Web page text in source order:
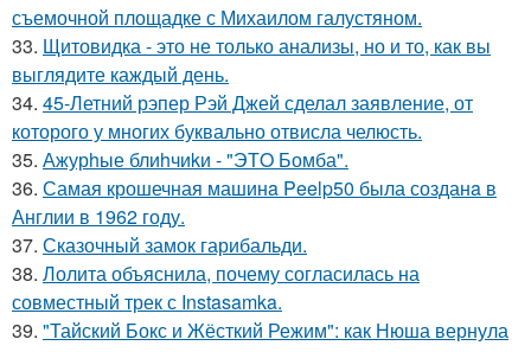
съемочной площадке с Михаилом галустяном.
33. Щитовидка - это не только анализы, но и то, как вы
выглядите каждый день.
34. 45-Летний рэпер Рэй Джей сделал заявление, от
которого у многих буквально отвисла челюсть.
35. Ажурhые блиhчиkи - "ЭТO Бомба".
36. Самая крошечная машинa Peelp50 была созданa в
Англии в 1962 году.
37. Сказочный замок гарибальди.
38. Лолита объяснила, почему согласилась на
совместный трек с Instasamka.
39. "Тайский Бокс и Жёсткий Режим": как Нюша вернула